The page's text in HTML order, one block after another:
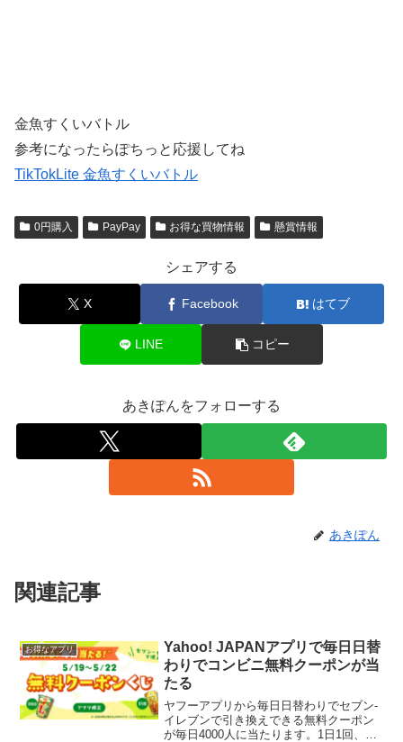
金魚すくいバトル
参考になったらぽちっと応援してね
TikTokLite 金魚すくいバトル
0円購入 PayPay お得な買物情報 懸賞情報
シェアする
X Facebook はてブ
LINE コピー
あきぽんをフォローする
あきぽん
関連記事
お得なアプリ
Yahoo! JAPANアプリで毎日日替
わりでコンビニ無料クーポンが当
たる
ヤフーアプリから毎日日替わりでセブン-
イレブンで引き換えできる無料クーポン
が毎日4000人に当たります。1日1回、く